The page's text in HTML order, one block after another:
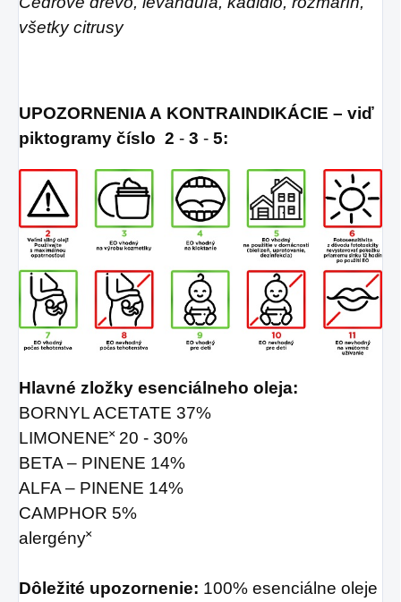
všetky citrusy
UPOZORNENIA A KONTRAINDIKÁCIE – viď
piktogramy číslo 2 - 3 - 5:
Hlavné zložky esenciálneho oleja:
BORNYL ACETATE 37%
LIMONENE˟ 20 - 30%
BETA – PINENE 14%
ALFA – PINENE 14%
CAMPHOR 5%
alergény˟
Dôležité upozornenie: 100% esenciálne oleje